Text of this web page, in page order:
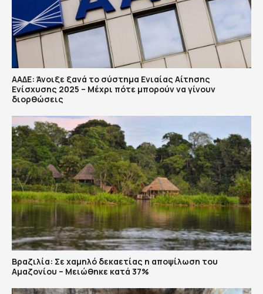
ΑΑΔΕ: Άνοιξε ξανά το σύστημα Ενιαίας Αίτησης
Ενίσχυσης 2025 – Μέχρι πότε μπορούν να γίνουν
διορθώσεις
Βραζιλία: Σε χαμηλό δεκαετίας η αποψίλωση του
Αμαζονίου – Μειώθηκε κατά 37%